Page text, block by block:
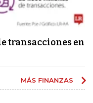
transacciones en
MÁS FINANZAS